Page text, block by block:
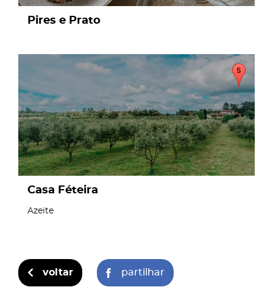
Pires e Prato
Casa Féteira
Azeite
voltar partilhar